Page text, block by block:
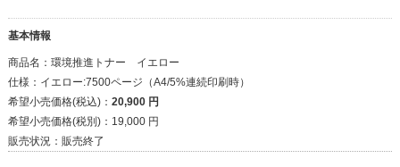
基本情報
商品名： 環境推進トナー イエロー
仕様： イエロー:7500ページ（A4/5%連続印刷時）
希望小売価格(税込)： 20,900 円
希望小売価格(税別)： 19,000 円
販売状況： 販売終了